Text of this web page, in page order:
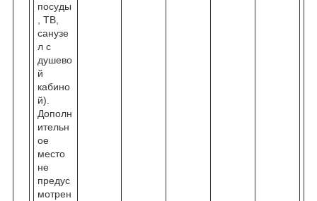
посуды
, ТВ,
санузе
л с
душево
й
кабино
й).
Дополн
ительн
ое
место
не
предус
мотрен